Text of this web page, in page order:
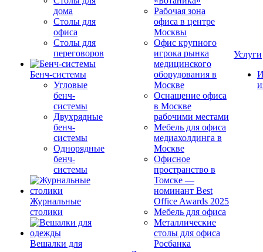
дома
Столы для
офиса
Столы для
переговоров
Бенч-системы
Угловые
бенч-
системы
Двухрядные
бенч-
системы
Однорядные
бенч-
системы
Журнальные
столики
Вешалки для
Рабочая зона
офиса в центре
Москвы
Офис крупного
игрока рынка
медицинского
оборудования в
Москве
Оснащение офиса
в Москве
рабочими местами
Мебель для офиса
медиахолдинга в
Москве
Офисное
пространство в
Томске —
номинант Best
Office Awards 2025
Мебель для офиса
Металлические
столы для офиса
Росбанка
Услуги